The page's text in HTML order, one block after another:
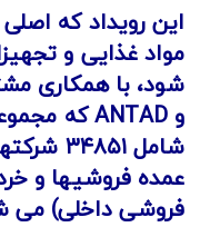
این رویداد که
مواد غذایی و
شود، با همکاری
و ANTAD
شامل
عمده فروشیها و
فروشی داخلی) می